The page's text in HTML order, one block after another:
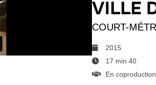
VILLE
COURT-
2015
17 min 40
En